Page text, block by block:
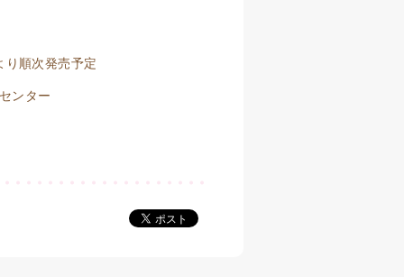
順次発売予定
ンター